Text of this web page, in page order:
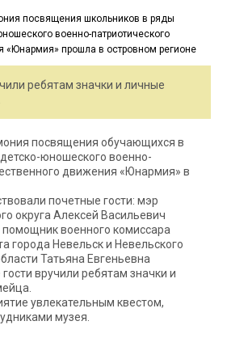
ребятам значки и личные
посвящения обучающихся в
юношеского военно-
движения «Юнармия» в
почетные гости: мэр
округа Алексей Васильевич
военного комиссара
города Невельск и Невельского
Татьяна Евгеньевна
вручили ребятам значки и
увлекательным квестом,
музея.